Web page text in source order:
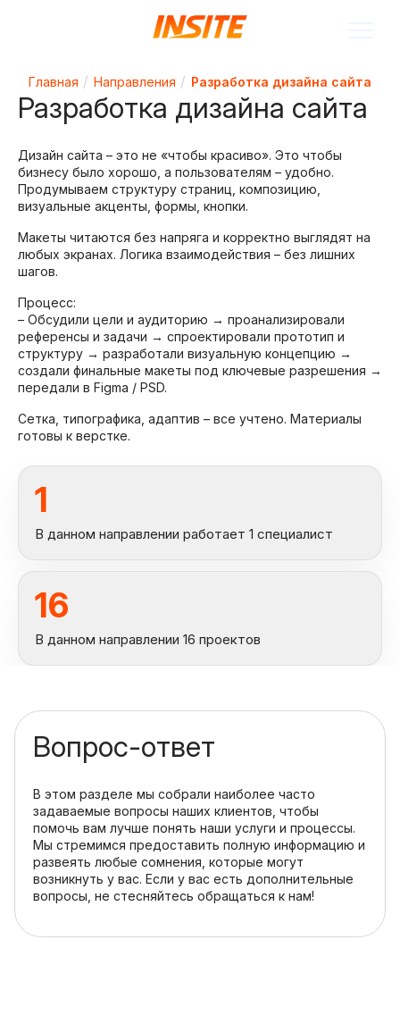
Главная Направления Разработка дизайна сайта
Разработка дизайна сайта
Дизайн сайта – это не «чтобы красиво». Это чтобы
бизнесу было хорошо, а пользователям – удобно.
Продумываем структуру страниц, композицию,
визуальные акценты, формы, кнопки.
Макеты читаются без напряга и корректно выглядят на
любых экранах. Логика взаимодействия – без лишних
шагов.
Процесс:
– Обсудили цели и аудиторию → проанализировали
референсы и задачи → спроектировали прототип и
структуру → разработали визуальную концепцию →
создали финальные макеты под ключевые разрешения →
передали в Figma / PSD.
Сетка, типографика, адаптив – все учтено. Материалы
готовы к верстке.
1
В данном направлении работает 1 специалист
16
В данном направлении 16 проектов
Вопрос-ответ
В этом разделе мы собрали наиболее часто
задаваемые вопросы наших клиентов, чтобы
помочь вам лучше понять наши услуги и процессы.
Мы стремимся предоставить полную информацию и
развеять любые сомнения, которые могут
возникнуть у вас. Если у вас есть дополнительные
вопросы, не стесняйтесь обращаться к нам!